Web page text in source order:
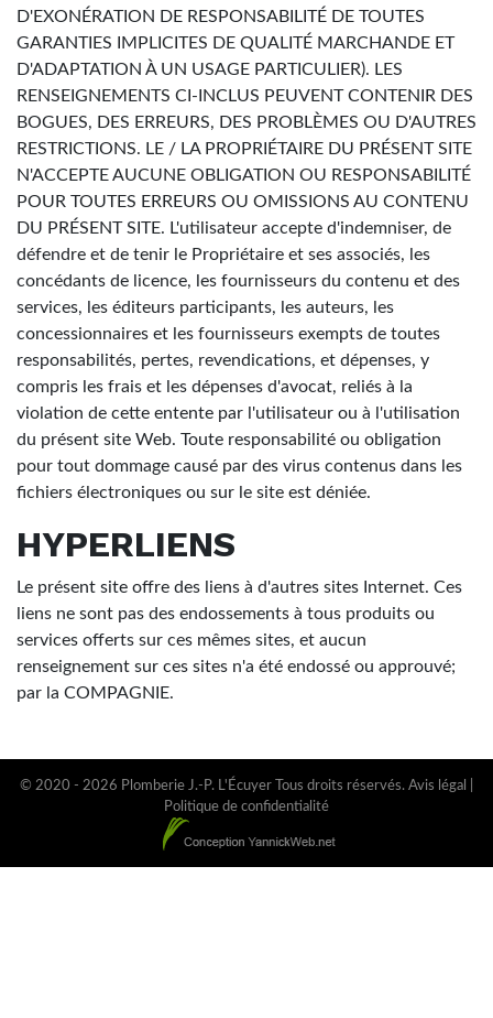
D'EXONÉRATION DE RESPONSABILITÉ DE TOUTES
GARANTIES IMPLICITES DE QUALITÉ MARCHANDE ET
D'ADAPTATION À UN USAGE PARTICULIER). LES
RENSEIGNEMENTS CI-INCLUS PEUVENT CONTENIR DES
BOGUES, DES ERREURS, DES PROBLÈMES OU D'AUTRES
RESTRICTIONS. LE / LA PROPRIÉTAIRE DU PRÉSENT SITE
N'ACCEPTE AUCUNE OBLIGATION OU RESPONSABILITÉ
POUR TOUTES ERREURS OU OMISSIONS AU CONTENU
DU PRÉSENT SITE. L'utilisateur accepte d'indemniser, de
défendre et de tenir le Propriétaire et ses associés, les
concédants de licence, les fournisseurs du contenu et des
services, les éditeurs participants, les auteurs, les
concessionnaires et les fournisseurs exempts de toutes
responsabilités, pertes, revendications, et dépenses, y
compris les frais et les dépenses d'avocat, reliés à la
violation de cette entente par l'utilisateur ou à l'utilisation
du présent site Web. Toute responsabilité ou obligation
pour tout dommage causé par des virus contenus dans les
fichiers électroniques ou sur le site est déniée.
HYPERLIENS
Le présent site offre des liens à d'autres sites Internet. Ces
liens ne sont pas des endossements à tous produits ou
services offerts sur ces mêmes sites, et aucun
renseignement sur ces sites n'a été endossé ou approuvé;
par la COMPAGNIE.
© 2020 - 2026 Plomberie J.-P. L'Écuyer Tous droits réservés. Avis légal
Politique de confidentialité